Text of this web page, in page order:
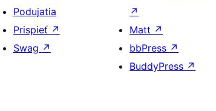
Podujatia
Prispieť ↗
Swag ↗
↗
Matt ↗
bbPress ↗
BuddyPress ↗